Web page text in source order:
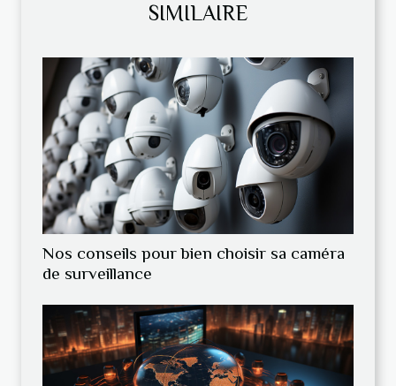
SIMILAIRE
Nos conseils pour bien choisir sa caméra
de surveillance